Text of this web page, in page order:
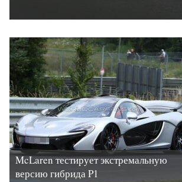
McLaren тестирует экстремальную
версию гибрида P1